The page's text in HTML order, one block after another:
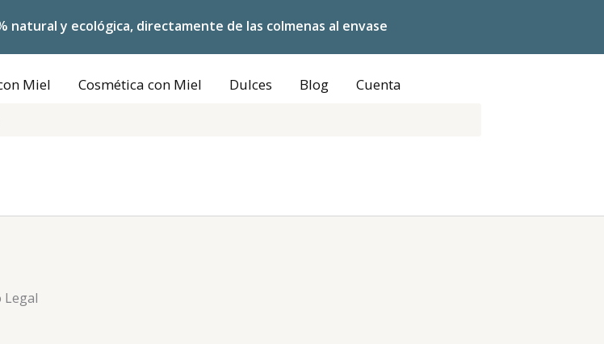
natural y ecológica, directamente de las colmenas al envase
Miel Cosmética con Miel Dulces Blog Cuenta
Legal